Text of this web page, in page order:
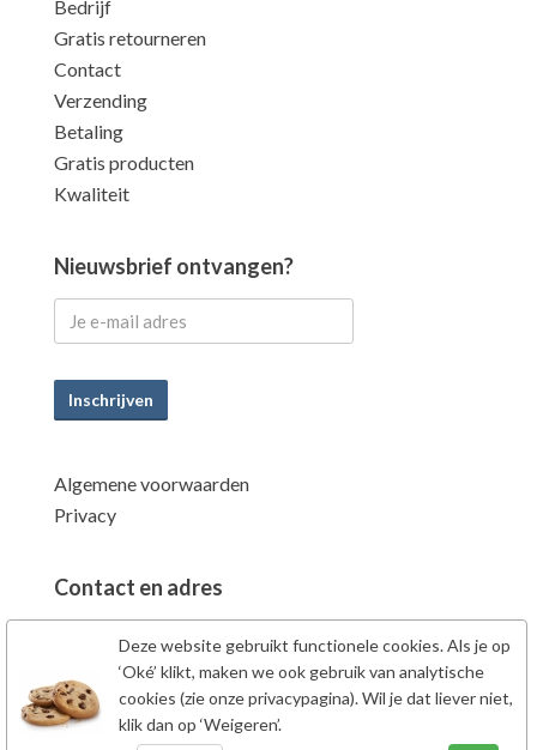
Deze website gebruikt functionele cookies. Als je op
‘Oké’ klikt, maken we ook gebruik van analytische
cookies (zie onze privacypagina). Wil je dat liever niet,
klik dan op ‘Weigeren’.
Bedrijf
Gratis retourneren
Contact
Verzending
Betaling
Gratis producten
Kwaliteit
Nieuwsbrief ontvangen?
Inschrijven
Algemene voorwaarden
Privacy
Contact en adres
Power Supplements BV
Fahrenheitstraat 7
6662PZ Elst Gld
Nederland